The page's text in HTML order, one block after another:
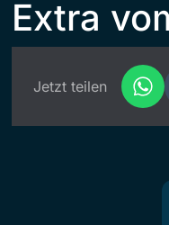
Extra
Jetzt teilen